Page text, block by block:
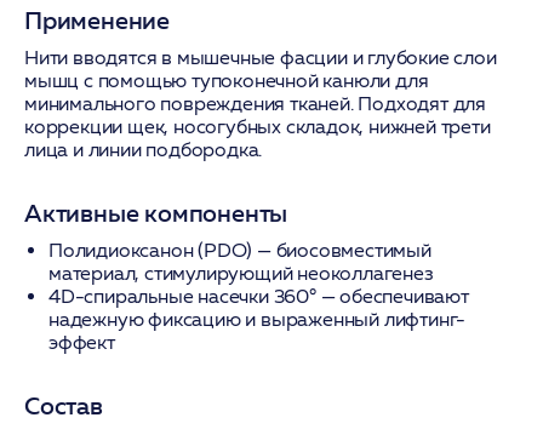
Применение
Нити вводятся в мышечные фасции и глубокие слои
мышц с помощью тупоконечной канюли для
минимального повреждения тканей. Подходят для
коррекции щек, носогубных складок, нижней трети
лица и линии подбородка.
Активные компоненты
Полидиоксанон (PDO) — биосовместимый
материал, стимулирующий неоколлагенез
4D-спиральные насечки 360°— обеспечивают
надежную фиксацию и выраженный лифтинг-
эффект
Состав